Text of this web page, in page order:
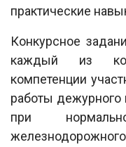
практические
Конкурсное
каждый из
компетенции
работы
при